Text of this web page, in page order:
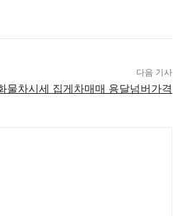
다음 기사
물차시세 집게차매매 용달넘버가격